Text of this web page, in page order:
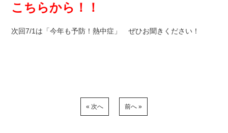
こちらから！！
次回7/1は「今年も予防！熱中症」 ぜひお聞きください！
« 次へ 前へ »